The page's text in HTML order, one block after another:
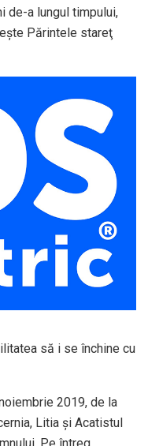
de-a lungul timpului,
Părintele stareţ
să i se închine cu
2019, de la
Litia şi Acatistul